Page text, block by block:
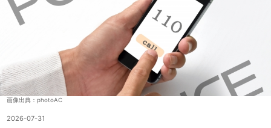
画像出典：photoAC
2026-07-31